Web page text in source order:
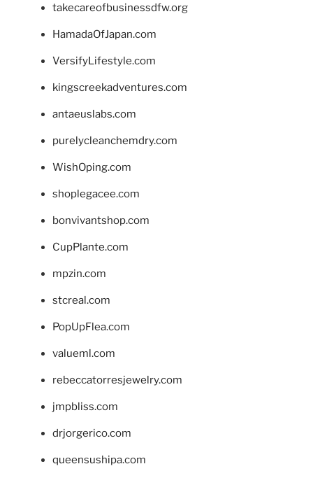
takecareofbusinessdfw.org
HamadaOfJapan.com
VersifyLifestyle.com
kingscreekadventures.com
antaeuslabs.com
purelycleanchemdry.com
WishOping.com
shoplegacee.com
bonvivantshop.com
CupPlante.com
mpzin.com
stcreal.com
PopUpFlea.com
valueml.com
rebeccatorresjewelry.com
jmpbliss.com
drjorgerico.com
queensushipa.com